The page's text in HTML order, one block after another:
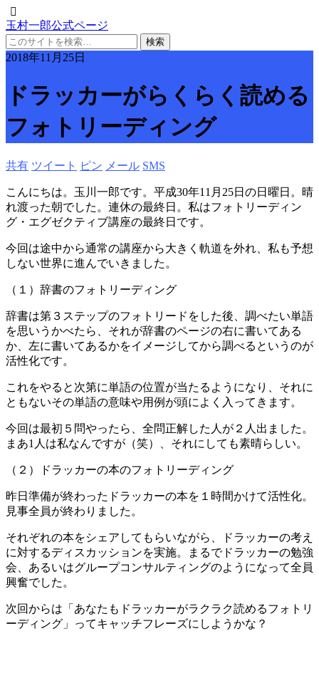
玉村一郎公式ページ
2018年11月25日
ドラッカーがらくらく読める
フォトリーディング
共有 ツイート ピン メール SMS
こんにちは。玉川一郎です。平成30年11月25日の日曜日。晴
れ渡った朝でした。連休の最終日。私はフォトリーディン
グ・エグゼクティブ講座の最終日です。
今回は途中から通常の講座から大きく軌道を外れ、私も予想
しない世界に進んでいきました。
（１）辞書のフォトリーディング
辞書は第３ステップのフォトリードをした後、調べたい単語
を思いうかべたら、それが辞書のページの右に書いてある
か、左に書いてあるかをイメージしてから調べるというのが
活性化です。
これをやると次第に単語の位置が当たるようになり、それに
ともないその単語の意味や用例が頭によく入ってきます。
今回は最初５問やったら、全問正解した人が２人出ました。
まあ1人は私なんですが（笑）、それにしても素晴らしい。
（２）ドラッカーの本のフォトリーディング
昨日準備が終わったドラッカーの本を１時間かけて活性化。
見事全員が終わりました。
それぞれの本をシェアしてもらいながら、ドラッカーの考え
に対するディスカッションを実施。まるでドラッカーの勉強
会、あるいはグループコンサルティングのようになって全員
興奮でした。
次回からは「あなたもドラッカーがラクラク読めるフォトリ
ーディング」ってキャッチフレーズにしようかな？